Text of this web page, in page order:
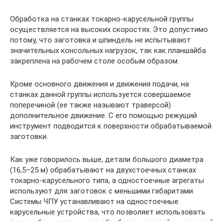
Обработка на станках токарно-карусельной группы
осуществляется на высоких скоростях. Это допустимо
потому, что заготовка и шпиндель не испытывают
значительных консольных нагрузок, так как планшайба
закреплена на рабочем столе особым образом.
Кроме основного движения и движения подачи, на
станках данной группы используется совершаемое
поперечиной (ее также называют траверсой)
дополнительное движение. С его помощью режущий
инструмент подводится к поверхности обрабатываемой
заготовки.
Как уже говорилось выше, детали большого диаметра
(16,5–25 м) обрабатывают на двухстоечных станках
токарно-карусельного типа, а одностоечные агрегаты
используют для заготовок с меньшими габаритами.
Системы ЧПУ устанавливают на одностоечные
карусельные устройства, что позволяет использовать